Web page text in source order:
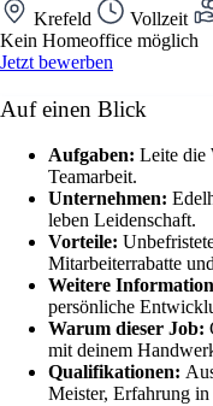
Krefeld Vollzeit
Kein Homeoffice möglich
Jetzt bewerben
Auf einen Blick
Aufgaben: Leite die
Teamarbeit.
Unternehmen:
leben Leidenschaft.
Vorteile:
Mitarbeiterrabatte
Weitere
persönliche
Warum dieser Job:
mit deinem
Qualifikationen:
Meister, Erfahrung in